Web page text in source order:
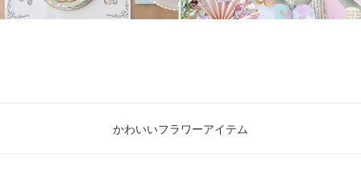
かわいいフラワーアイテム